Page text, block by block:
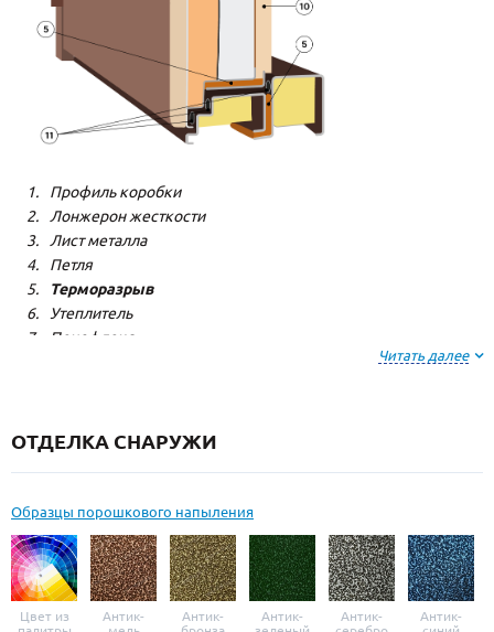
Профиль коробки
Лонжерон жесткости
Лист металла
Петля
Терморазрыв
Утеплитель
Пенофлекс
Резиновый уплотнитель
Читать далее
ОТДЕЛКА СНАРУЖИ
Образцы порошкового напыления
Цвет из
Антик-
Антик-
Антик-
Антик-
Антик-